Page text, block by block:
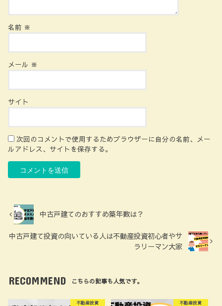
名前 ※
メール ※
サイト
次回のコメントで使用するためブラウザーに自分の名前、メー
ルアドレス、サイトを保存する。
中古戸建てのおすすめ築年数は？
中古戸建て投資の向いている人は不動産投資初心者やサ
ラリーマン大家
RECOMMEND こちらの記事も人気です。
不動産投資 不動産投資